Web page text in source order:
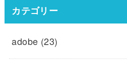
カテゴリー
adobe (23)